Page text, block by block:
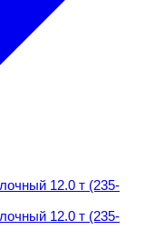
12.0 т (235-469